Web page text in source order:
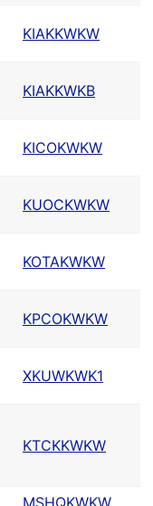
KIAKKWKW
KIAKKWKB
KICOKWKW
KUOCKWKW
KOTAKWKW
KPCOKWKW
XKUWKWK1
KTCKKWKW
MSHQKWKW